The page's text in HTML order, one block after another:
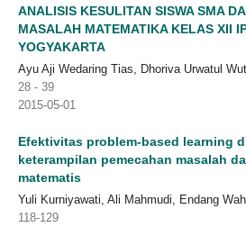
ANALISIS KESULITAN SISWA SMA
MASALAH MATEMATIKA KELAS XII
YOGYAKARTA
Ayu Aji Wedaring Tias, Dhoriva Urwatul
28 - 39
2015-05-01
Efektivitas problem-based learning
keterampilan pemecahan masalah
matematis
Yuli Kurniyawati, Ali Mahmudi, Endang
118-129